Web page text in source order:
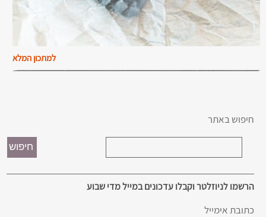
למתכון המלא
חיפוש באתר
הרשמו לניוזלטר וקבלו עדכונים במייל מדי שבוע
כתובת אימייל